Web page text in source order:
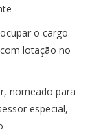
o cargo
lotação no
nomeado para
especial,